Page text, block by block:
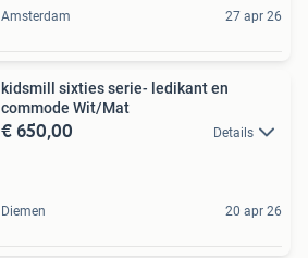
Amsterdam 27 apr 26
kidsmill sixties serie- ledikant en
commode Wit/Mat
€ 650,00 Details
Diemen 20 apr 26